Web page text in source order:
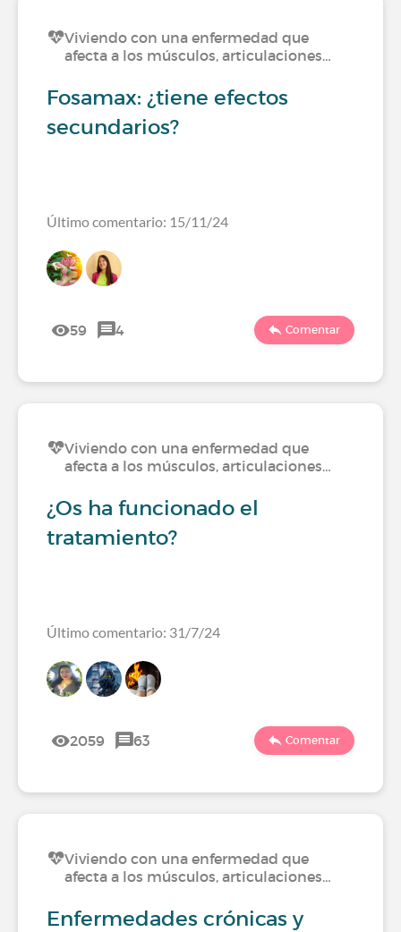
Viviendo con una enfermedad que
afecta a los músculos, articulaciones…
Fosamax: ¿tiene efectos
secundarios?
Último comentario: 15/11/24
59 4 Comentar
Viviendo con una enfermedad que
afecta a los músculos, articulaciones…
¿Os ha funcionado el
tratamiento?
Último comentario: 31/7/24
2059 63 Comentar
Viviendo con una enfermedad que
afecta a los músculos, articulaciones…
Enfermedades crónicas y